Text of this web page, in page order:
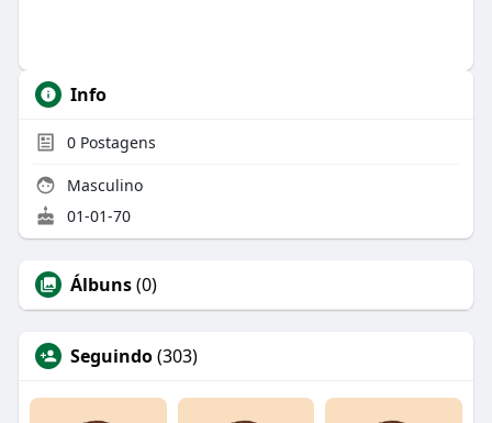
Info
0Postagens
Masculino
01-01-70
Álbuns(0)
Seguindo(303)